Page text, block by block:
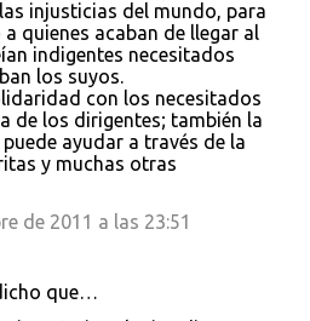
injusticias del mundo, para
quienes acaban de llegar al
indigentes necesitados
los suyos.
con los necesitados
de los dirigentes; también la
ayudar a través de la
y muchas otras
de 2011 a las 23:51
que…